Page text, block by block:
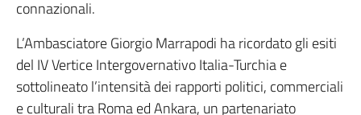
connazionali.
L’Ambasciatore Giorgio Marrapodi ha ricordato gli esiti
del IV Vertice Intergovernativo Italia-Turchia e
sottolineato l’intensità dei rapporti politici, commerciali
e culturali tra Roma ed Ankara, un partenariato